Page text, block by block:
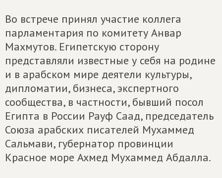
Во встрече принял участие коллега
парламентария по комитету Анвар
Махмутов. Египетскую сторону
представляли известные у себя на родине
и в арабском мире деятели культуры,
дипломатии, бизнеса, экспертного
сообщества, в частности, бывший посол
Египта в России Рауф Саад, председатель
Союза арабских писателей Мухаммед
Сальмави, губернатор провинции
Красное море Ахмед Мухаммед Абдалла.